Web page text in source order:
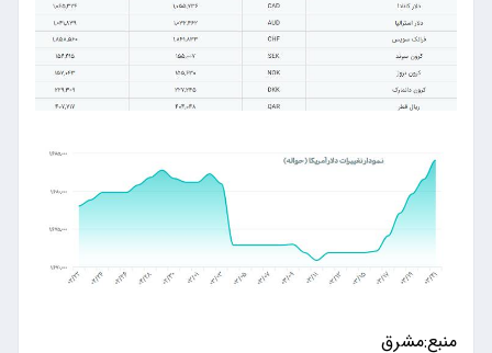
منبع:مشرق